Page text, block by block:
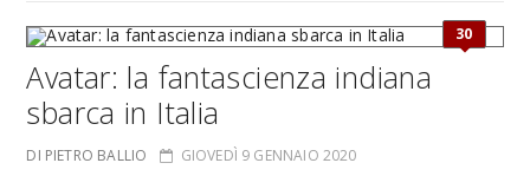
30
Avatar: la fantascienza indiana
sbarca in Italia
DI PIETRO BALLIO GIOVEDÌ 9 GENNAIO 2020